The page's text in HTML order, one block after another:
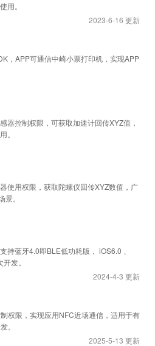
用。
2023-6-16 更新
，APP可通信中崎小票打印机，实现APP
器控制权限，可获取加速计回传XYZ值，
。
使用权限，获取陀螺仪回传XYZ数值，广
。
持蓝牙4.0即BLE低功耗版， iOS6.0 、
发。
2024-4-3 更新
权限，实现应用NFC近场通信，适用于有
。
2025-5-13 更新